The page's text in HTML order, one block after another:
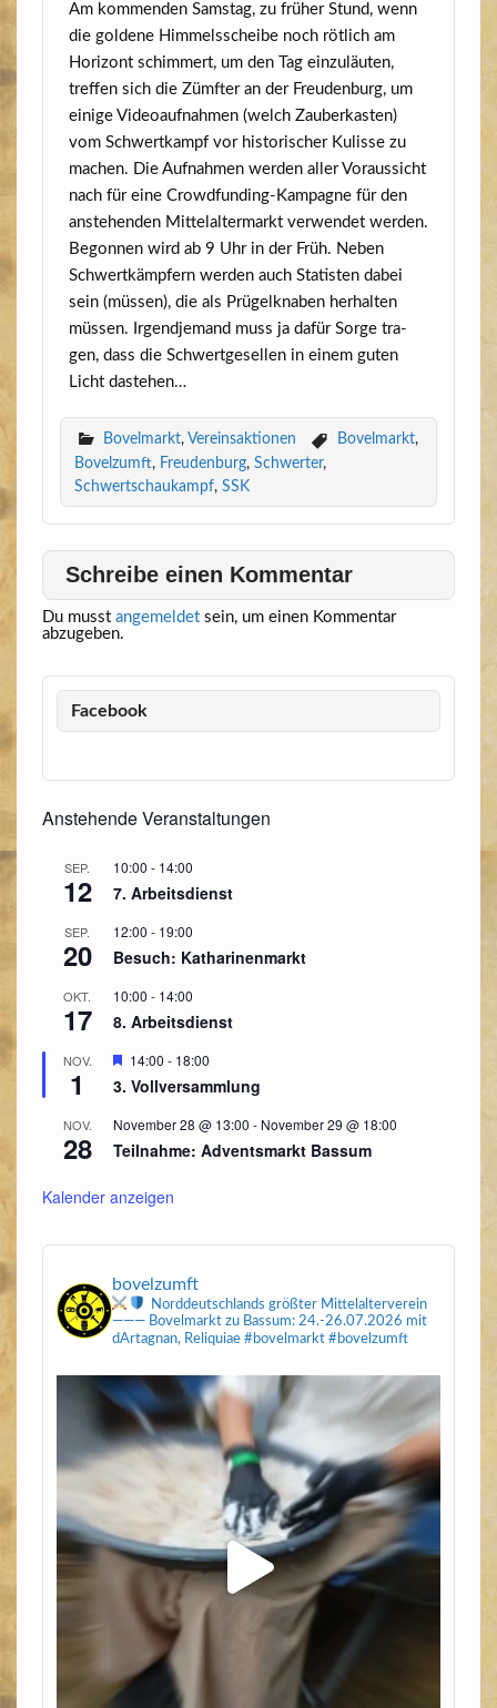
Am kom­men­den Sams­tag, zu frü­her Stund, wenn
die gol­de­ne Him­mels­schei­be noch röt­lich am
Hori­zont schim­mert, um den Tag ein­zu­läu­ten,
tref­fen sich die Zümf­ter an der Freu­den­burg, um
eini­ge Video­auf­nah­men (welch Zau­ber­kas­ten)
vom Schwert­kampf vor his­to­ri­scher Kulis­se zu
machen. Die Auf­nah­men wer­den aller Vor­aus­sicht
nach für eine Crowd­fun­ding-Kam­pa­gne für den
anste­hen­den Mit­tel­al­ter­markt ver­wen­det wer­den.
Begon­nen wird ab 9 Uhr in der Früh. Neben
Schwert­kämp­fern wer­den auch Sta­tis­ten dabei
sein (müs­sen), die als Prü­gel­kna­ben her­hal­ten
müs­sen. Irgend­je­mand muss ja dafür Sor­ge tra­
gen, dass die Schwert­ge­sel­len in einem guten
Licht dastehen…
Bovelmarkt, Vereinsaktionen Bovelmarkt,
Bovelzumft, Freudenburg, Schwerter,
Schwertschaukampf, SSK
Schreibe einen Kommentar
Du musst angemeldetsein, um einen Kommentar
abzugeben.
Facebook
Anstehende Veranstaltungen
SEP.
12
10:00 - 14:00
7. Arbeitsdienst
SEP.
20
12:00 - 19:00
Besuch: Katharinenmarkt
OKT.
17
10:00 - 14:00
8. Arbeitsdienst
NOV.
1
Hervorgehoben
14:00 - 18:00
3. Vollversammlung
NOV.
28
November 28 @ 13:00 - November 29 @ 18:00
Teilnahme: Adventsmarkt Bassum
Kalender anzeigen
bovelzumft
Norddeutschlands größter Mittelalterverein
——— Bovelmarkt zu Bassum: 24.-26.07.2026 mit
dArtagnan, Reliquiae#bovelmarkt #bovelzumft